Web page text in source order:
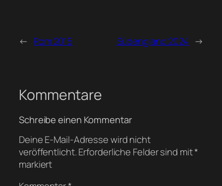
← Rom 2015 Südengland 2024 →
Kommentare
Schreibe einen Kommentar
Deine E-Mail-Adresse wird nicht
veröffentlicht.Erforderliche Felder sind mit*
markiert